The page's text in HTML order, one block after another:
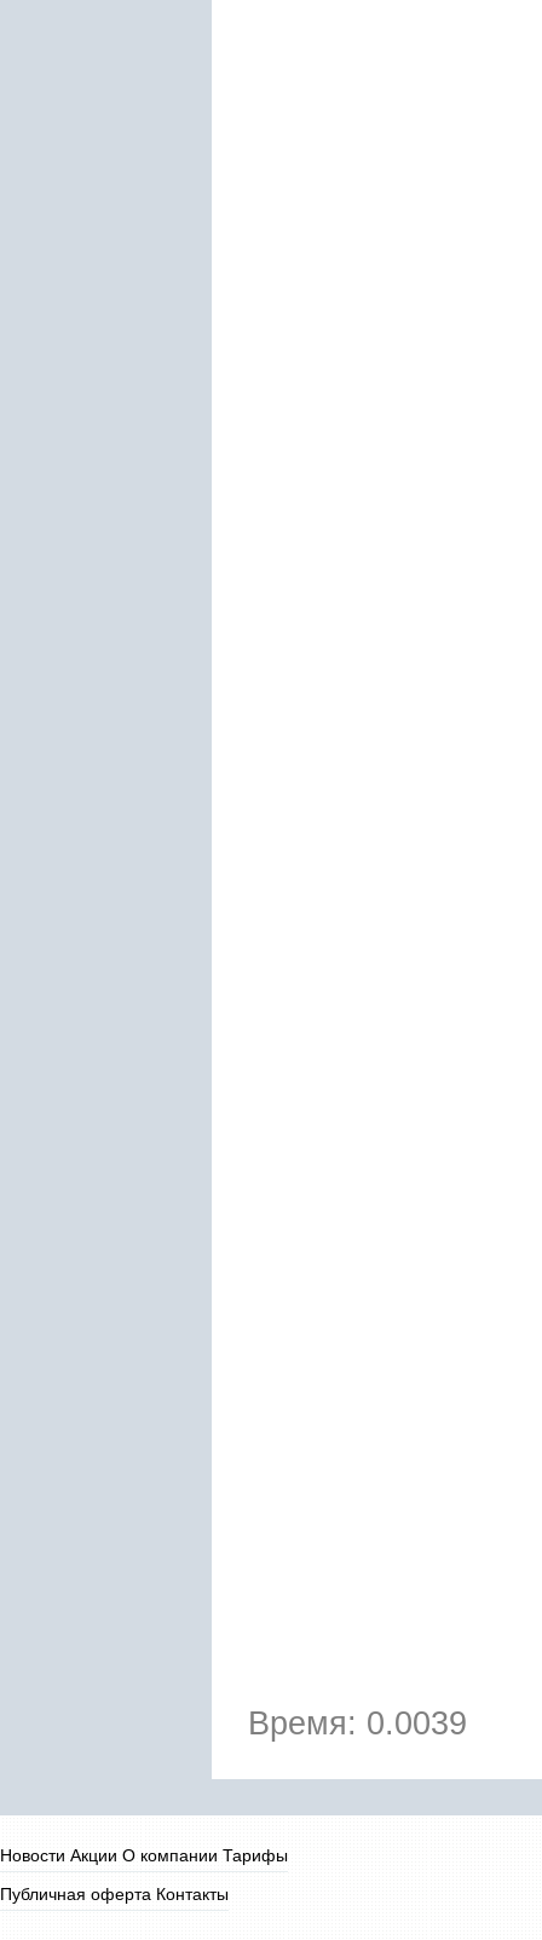
Время: 0.0039
Новости Акции О компании Тарифы
Публичная оферта Контакты